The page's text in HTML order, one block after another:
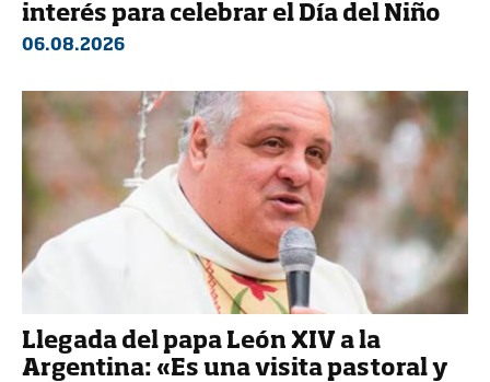
interés para celebrar el Día del Niño
06.08.2026
Llegada del papa León XIV a la
Argentina: «Es una visita pastoral y